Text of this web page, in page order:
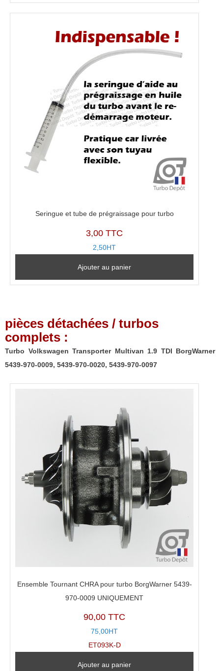
Seringue et tube de prégraissage pour turbo
3,00 TTC
2,50HT
Ajouter au panier
pièces détachées / turbos
complets :
Turbo Volkswagen Transporter Multivan 1.9 TDI BorgWarner
5439-970-0009, 5439-970-0020, 5439-970-0097
Ensemble Tournant CHRA pour turbo BorgWarner 5439-
970-0009 UNIQUEMENT
90,00 TTC
75,00HT
ET093K-D
Ajouter au panier